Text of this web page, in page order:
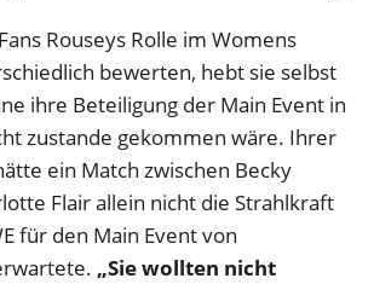
Rouseys Rolle im Womens
bewerten, hebt sie selbst
ihre Beteiligung der Main Event in
zustande gekommen wäre. Ihrer
ein Match zwischen Becky
Flair allein nicht die Strahlkraft
für den Main Event von
„Sie wollten nicht